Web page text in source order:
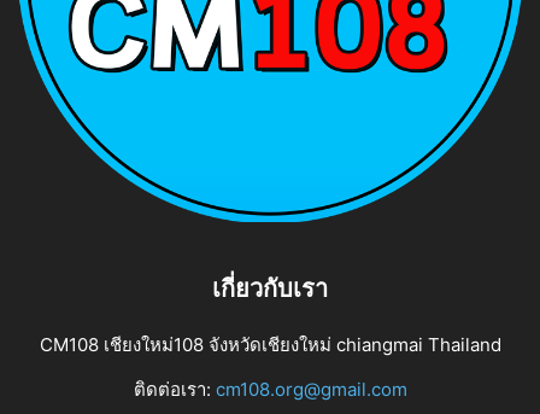
เกี่ยวกับเรา
CM108 เชียงใหม่108 จังหวัดเชียงใหม่ chiangmai Thailand
ติดต่อเรา: cm108.org@gmail.com